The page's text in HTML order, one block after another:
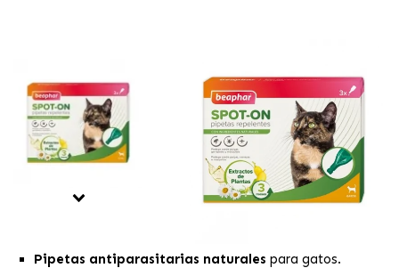
Pipetas antiparasitarias naturales para gatos.